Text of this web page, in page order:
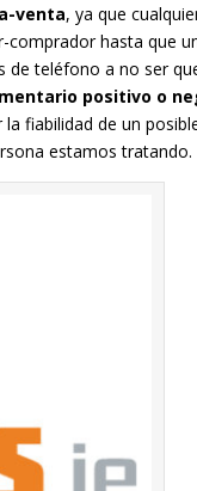
venta, ya que
comprador hasta que
de teléfono a no ser
positivo o
fiabilidad de un
estamos tratando.